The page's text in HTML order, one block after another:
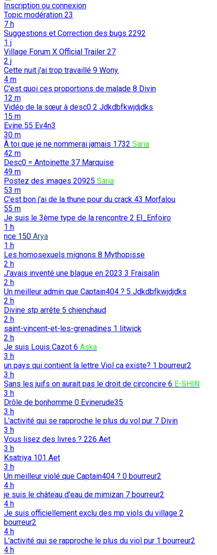
Inscription ou connexion
Topic modération 23
7 h
Suggestions et Correction des bugs 2292
1 j
Village Forum X Official Trailer 27
2 j
Cette nuit j'ai trop travaillé 9 Wony.
4 m
C’est quoi ces proportions de malade 8 Divin
12 m
Vidéo de la sœur à desc0 2 Jdkdbfkwjdjdks
15 m
Evine 55 Ev4n3
30 m
À toi que je ne nommerai jamais 1732 Saria
42 m
Desc0 = Antoinette 37 Marquise
49 m
Postez des images 20925 Saria
53 m
C'est bon j'ai de la thune pour du crack 43 Morfalou
55 m
Je suis le 3ème type de la rencontre 2 El_Enfoiro
1 h
nce 150 Arya
1 h
Les homosexuels mignons 8 Mythopisse
2 h
J'avais inventé une blague en 2023 3 Fraisalin
2 h
Un meilleur admin que Captain404 ? 5 Jdkdbfkwjdjdks
2 h
Divine stp arrête 5 chienchaud
2 h
saint-vincent-et-les-grenadines 1 litwick
2 h
Je suis Louis Cazot 6 Aska
3 h
un pays qui contient la lettre Viol ca existe? 1 bourreur2
3 h
Sans les juifs on aurait pas le droit de circoncire 6 E-SHIN
3 h
Drôle de bonhomme 0 Evinerude35
3 h
L'activité qui se rapproche le plus du vol pur 7 Divin
3 h
Vous lisez des livres ? 226 Aet
3 h
Ksatriya 101 Aet
3 h
Un meilleur violé que Captain404 ? 0 bourreur2
4 h
je suis le château d'eau de mimizan 7 bourreur2
4 h
Je suis officiellement exclu des mp viols du village 2
bourreur2
4 h
L'activité qui se rapproche le plus du viol pur 1 bourreur2
4 h